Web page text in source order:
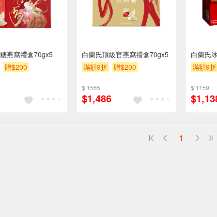
燕窩禮盒70gx5
贈$200
白蘭氏頂級官燕窩禮盒70gx5
滿額9折
贈$200
$ 1565
$1,486
白蘭氏
滿額9折
$ 1159
1